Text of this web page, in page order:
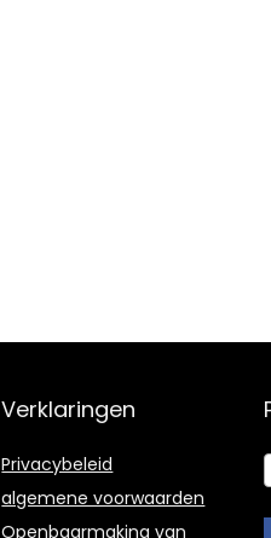
Verklaringen
Privacybeleid
algemene voorwaarden
Openbaarmaking van